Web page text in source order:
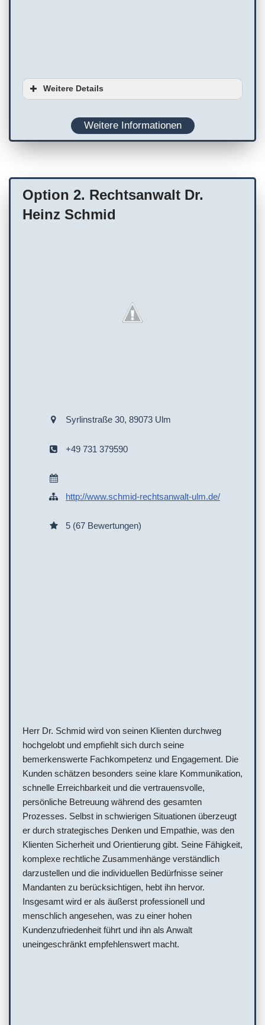
Weitere Details
Ausstattung
Onlinetermine
Service/Leistungen vor Ort
WC
Terminvereinbarung empfohlen
Weitere Informationen
Option 2. Rechtsanwalt Dr.
Heinz Schmid
Syrlinstraße 30, 89073 Ulm
+49 731 379590
http://www.schmid-rechtsanwalt-ulm.de/
5 (67 Bewertungen)
Herr Dr. Schmid wird von seinen Klienten durchweg
hochgelobt und empfiehlt sich durch seine
bemerkenswerte Fachkompetenz und Engagement. Die
Kunden schätzen besonders seine klare Kommunikation,
schnelle Erreichbarkeit und die vertrauensvolle,
persönliche Betreuung während des gesamten
Prozesses. Selbst in schwierigen Situationen überzeugt
er durch strategisches Denken und Empathie, was den
Klienten Sicherheit und Orientierung gibt. Seine Fähigkeit,
komplexe rechtliche Zusammenhänge verständlich
darzustellen und die individuellen Bedürfnisse seiner
Mandanten zu berücksichtigen, hebt ihn hervor.
Insgesamt wird er als äußerst professionell und
menschlich angesehen, was zu einer hohen
Kundenzufriedenheit führt und ihn als Anwalt
uneingeschränkt empfehlenswert macht.